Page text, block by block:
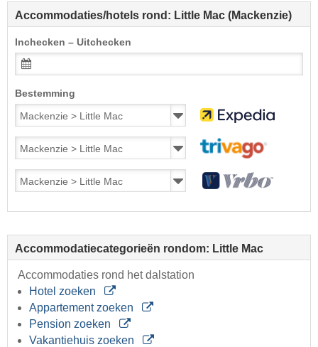
Accommodaties/hotels rond: Little Mac (Mackenzie)
Inchecken – Uitchecken
Bestemming
Accommodatiecategorieën rondom: Little Mac
Accommodaties rond het dalstation
Hotel zoeken
Appartement zoeken
Pension zoeken
Vakantiehuis zoeken